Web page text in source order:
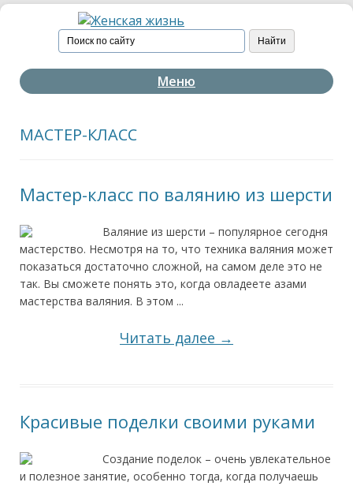
Меню
МАСТЕР-КЛАСС
Мастер-класс по валянию из шерсти
Валяние из шерсти – популярное сегодня
мастерство. Несмотря на то, что техника валяния может
показаться достаточно сложной, на самом деле это не
так. Вы сможете понять это, когда овладеете азами
мастерства валяния. В этом ...
Читать далее →
Красивые поделки своими руками
Создание поделок – очень увлекательное
и полезное занятие, особенно тогда, когда получаешь